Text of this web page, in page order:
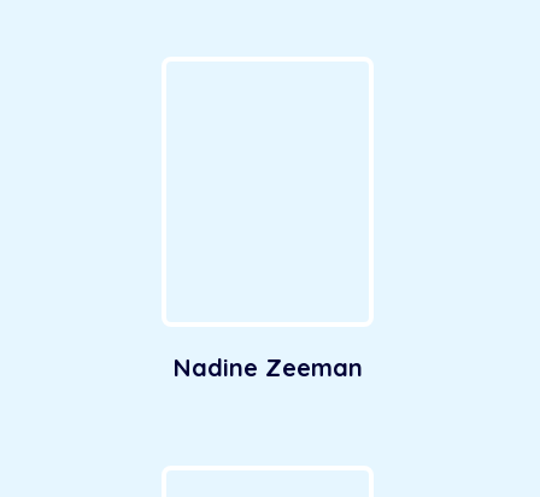
Nadine Zeeman